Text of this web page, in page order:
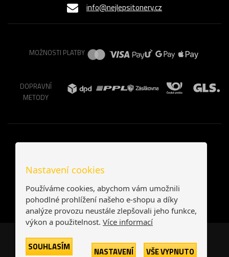
info@nejlepsitonery.cz
MOŽNOSTI PLATBY
DOPRAVNÍ
METODY
Česká republika Slovensko
Nastavení cookies
Používáme cookies, abychom vám umožnili
pohodlné prohlížení našeho e-shopu a díky
analýze provozu neustále zlepšovali jeho funkce,
výkon a použitelnost. Více informací
SOUHLASÍM NASTAVENÍ VŠE VYPNUTO